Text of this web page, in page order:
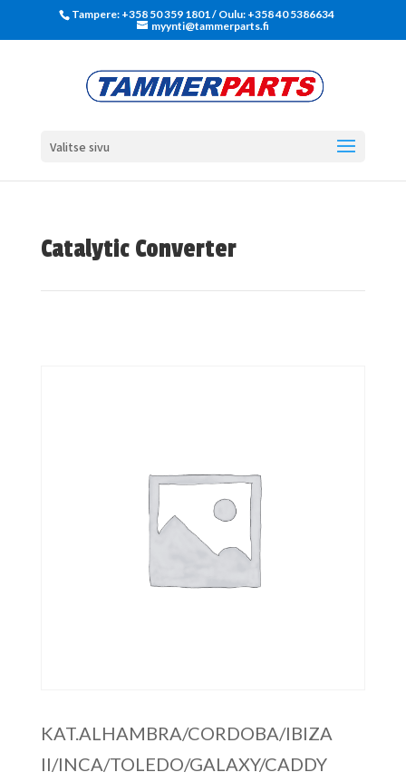
Tampere: +358 50 359 1801‬ / Oulu: +358 40 5386634
myynti@tammerparts.fi
Valitse sivu
Catalytic Converter
KAT.ALHAMBRA/CORDOBA/IBIZA
II/INCA/TOLEDO/GALAXY/CADDY